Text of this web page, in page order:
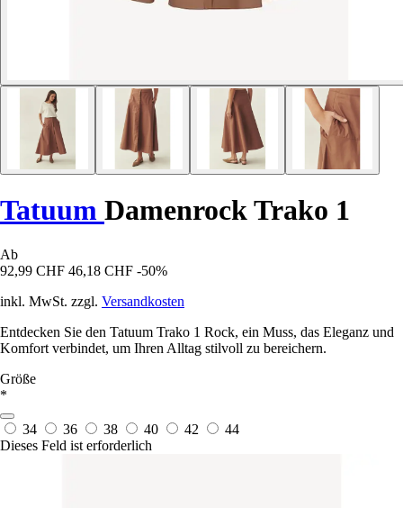
Tatuum Damenrock Trako 1
Ab
92,99 CHF 46,18 CHF -50%
inkl. MwSt. zzgl. Versandkosten
Entdecken Sie den Tatuum Trako 1 Rock, ein Muss, das Eleganz und
Komfort verbindet, um Ihren Alltag stilvoll zu bereichern.
Größe
*
34 36 38 40 42
44
Dieses Feld ist erforderlich